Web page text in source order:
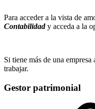
Para acceder a la vista de
Contabilidady acceda a la
Si tiene más de una
trabajar.
Gestor patrimonial